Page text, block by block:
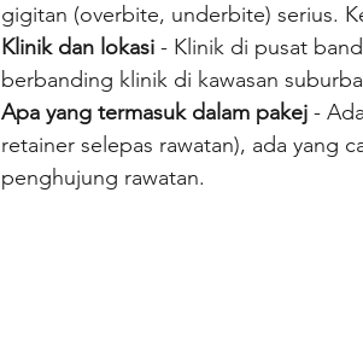
gigitan (overbite, underbite) serius.
Klinik dan lokasi - Klinik di pusat
berbanding klinik di kawasan
Apa yang termasuk dalam pakej -
retainer selepas rawatan), ada yang
penghujung rawatan.